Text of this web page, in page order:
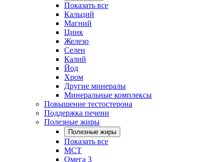
Показать все
Кальций
Магний
Цинк
Железо
Селен
Калий
Йод
Хром
Другие минералы
Минеральные комплексы
Повышение тестостерона
Поддержка печени
Полезные жиры
Полезные жиры
Показать все
MCT
Омега 3